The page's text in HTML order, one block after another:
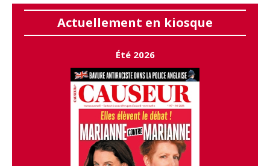
Actuellement en kiosque
Été 2026